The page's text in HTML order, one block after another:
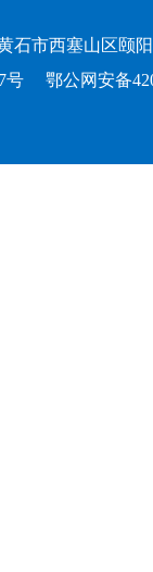
市西塞山区颐
号 鄂公网安备